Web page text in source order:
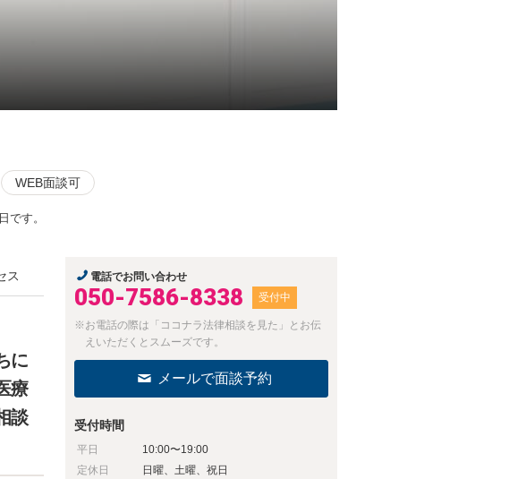
WEB面談可
です。
ス
に
療
談
電話でお問い合わせ
050-7586-8338 受付中
※お電話の際は「ココナラ法律相談を見た」とお伝
えいただくとスムーズです。
メールで面談予約
受付時間
平日
10:00〜19:00
定休日
日曜、土曜、祝日